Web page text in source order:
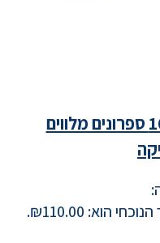
מארז יש לי שיר – 10 ספרונים מלווים
הוא: ₪110.00.